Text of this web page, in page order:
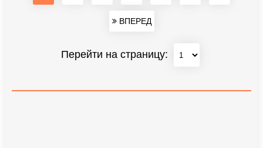
ВПЕРЕД
Перейти на страницу: